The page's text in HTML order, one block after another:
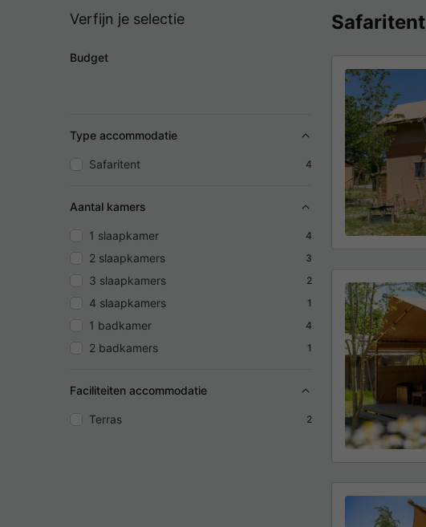
Verfijn je selectie
Budget
Type accommodatie
Safaritent 4
Aantal kamers
1 slaapkamer 4
2 slaapkamers 3
3 slaapkamers 2
4 slaapkamers 1
1 badkamer 4
2 badkamers 1
Faciliteiten accommodatie
Terras 2
Safaritent